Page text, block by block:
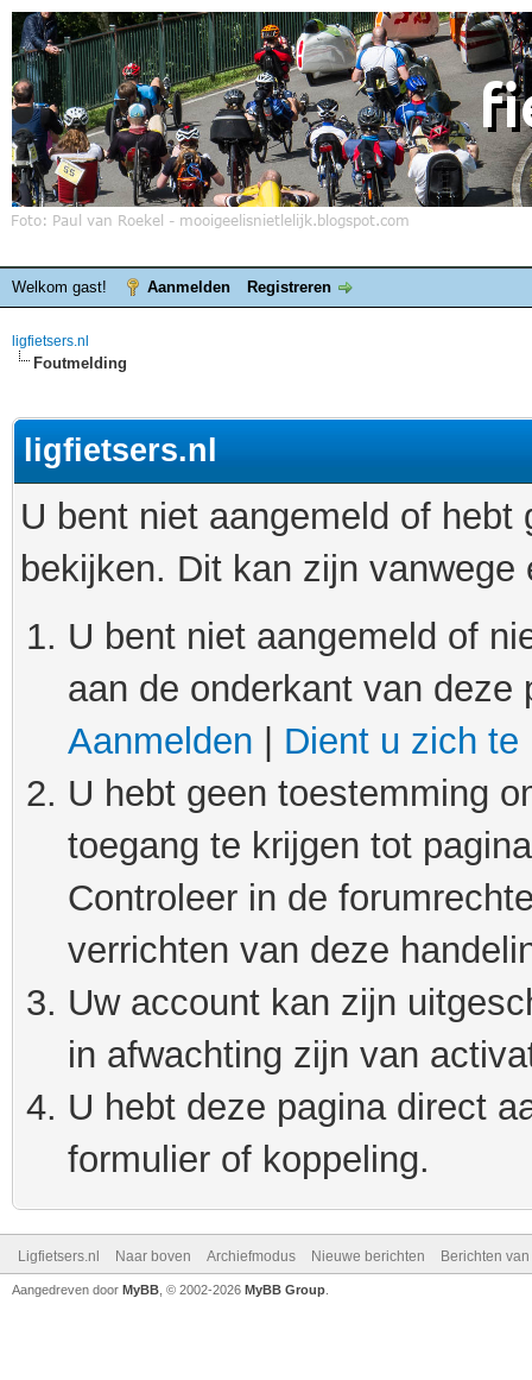
Welkom gast! Aanmelden Registreren
ligfietsers.nl
Foutmelding
ligfietsers.nl
U bent niet aangemeld of
bekijken. Dit kan zijn
U bent niet aangemeld of
aan de onderkant van
Aanmelden
Dient u zich te
U hebt geen toestemming
toegang te krijgen tot
Controleer in de
verrichten van deze
Uw account kan zijn
in afwachting zijn van
U hebt deze pagina direct
formulier of koppeling.
Ligfietsers.nl Naar boven Archiefmodus Nieuwe berichten Berichten
Aangedreven door MyBB , © 2002-2026 MyBB Group